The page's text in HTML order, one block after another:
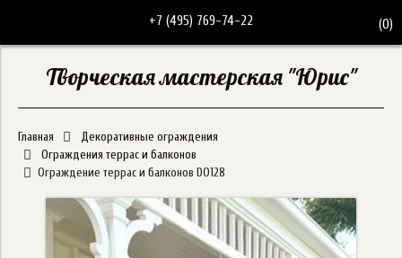
+7 (495) 769-74-22 (0)
Творческая мастерская "Юрис"
Главная
Декоративные ограждения
Ограждения террас и балконов
Ограждение террас и балконов DO128